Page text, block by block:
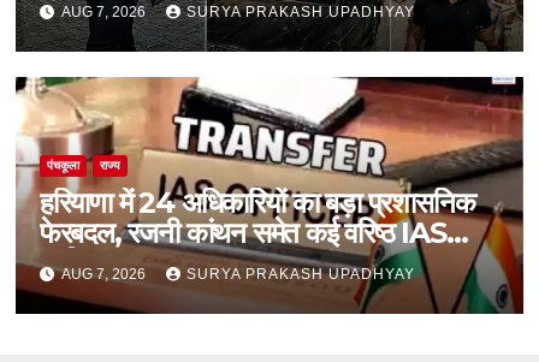
AUG 7, 2026 SURYA PRAKASH UPADHYAY
पंचकूला राज्य
हरियाणा में 24 अधिकारियों का बड़ा प्रशासनिक
फेरबदल, रजनी कांथन समेत कई वरिष्ठ IAS
शामिल
AUG 7, 2026 SURYA PRAKASH UPADHYAY